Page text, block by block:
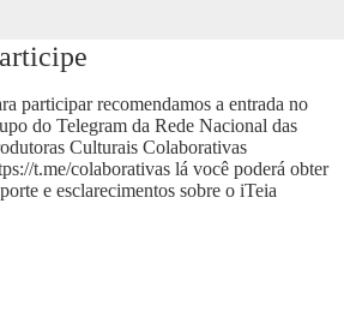
participar recomendamos a entrada no
do Telegram da Rede Nacional das
Culturais Colaborativas
t.me/colaborativaslá você poderá obter
e esclarecimentos sobre o iTeia